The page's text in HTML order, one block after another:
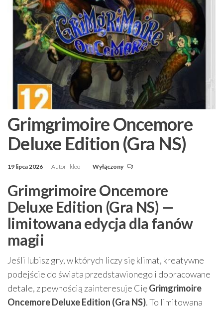
Grimgrimoire Oncemore
Deluxe Edition (Gra NS)
19 lipca 2026 Autor kleo Wyłączony
Grimgrimoire Oncemore
Deluxe Edition (Gra NS) —
limitowana edycja dla fanów
magii
Jeśli lubisz gry, w których liczy się klimat, kreatywne
podejście do świata przedstawionego i dopracowane
detale, z pewnością zainteresuje CięGrimgrimoire
Oncemore Deluxe Edition (Gra NS). To limitowana